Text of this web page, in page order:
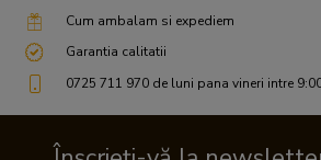
Cum ambalam si expediem
Garantia calitatii
0725 711 970 de luni pana vineri intre